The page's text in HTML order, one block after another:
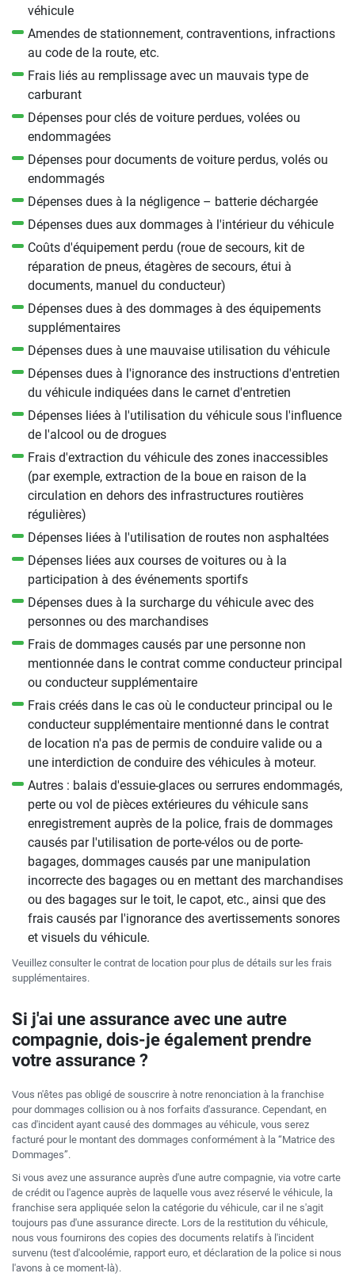
véhicule
Amendes de stationnement, contraventions, infractions
au code de la route, etc.
Frais liés au remplissage avec un mauvais type de
carburant
Dépenses pour clés de voiture perdues, volées ou
endommagées
Dépenses pour documents de voiture perdus, volés ou
endommagés
Dépenses dues à la négligence – batterie déchargée
Dépenses dues aux dommages à l'intérieur du véhicule
Coûts d'équipement perdu (roue de secours, kit de
réparation de pneus, étagères de secours, étui à
documents, manuel du conducteur)
Dépenses dues à des dommages à des équipements
supplémentaires
Dépenses dues à une mauvaise utilisation du véhicule
Dépenses dues à l'ignorance des instructions d'entretien
du véhicule indiquées dans le carnet d'entretien
Dépenses liées à l'utilisation du véhicule sous l'influence
de l'alcool ou de drogues
Frais d'extraction du véhicule des zones inaccessibles
(par exemple, extraction de la boue en raison de la
circulation en dehors des infrastructures routières
régulières)
Dépenses liées à l'utilisation de routes non asphaltées
Dépenses liées aux courses de voitures ou à la
participation à des événements sportifs
Dépenses dues à la surcharge du véhicule avec des
personnes ou des marchandises
Frais de dommages causés par une personne non
mentionnée dans le contrat comme conducteur principal
ou conducteur supplémentaire
Frais créés dans le cas où le conducteur principal ou le
conducteur supplémentaire mentionné dans le contrat
de location n'a pas de permis de conduire valide ou a
une interdiction de conduire des véhicules à moteur.
Autres : balais d'essuie-glaces ou serrures endommagés,
perte ou vol de pièces extérieures du véhicule sans
enregistrement auprès de la police, frais de dommages
causés par l'utilisation de porte-vélos ou de porte-
bagages, dommages causés par une manipulation
incorrecte des bagages ou en mettant des marchandises
ou des bagages sur le toit, le capot, etc., ainsi que des
frais causés par l'ignorance des avertissements sonores
et visuels du véhicule.
Veuillez consulter le contrat de location pour plus de détails sur les frais
supplémentaires.
Si j'ai une assurance avec une autre
compagnie, dois-je également prendre
votre assurance ?
Vous n'êtes pas obligé de souscrire à notre renonciation à la franchise
pour dommages collision ou à nos forfaits d'assurance. Cependant, en
cas d'incident ayant causé des dommages au véhicule, vous serez
facturé pour le montant des dommages conformément à la “Matrice des
Dommages”.
Si vous avez une assurance auprès d'une autre compagnie, via votre carte
de crédit ou l'agence auprès de laquelle vous avez réservé le véhicule, la
franchise sera appliquée selon la catégorie du véhicule, car il ne s'agit
toujours pas d'une assurance directe. Lors de la restitution du véhicule,
nous vous fournirons des copies des documents relatifs à l'incident
survenu (test d'alcoolémie, rapport euro, et déclaration de la police si nous
l'avons à ce moment-là).